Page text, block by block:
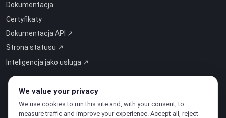
Dokumentacja
Certyfikaty
Dokumentacja API ↗
Strona statusu ↗
Inteligencja jako usługa ↗
We value your privacy
We use cookies to run this site and, with your consent, to
measure traffic and improve your experience. Accept all, reject